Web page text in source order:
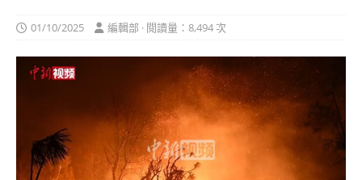
01/10/2025 編輯部 · 閱讀量：8,494 次